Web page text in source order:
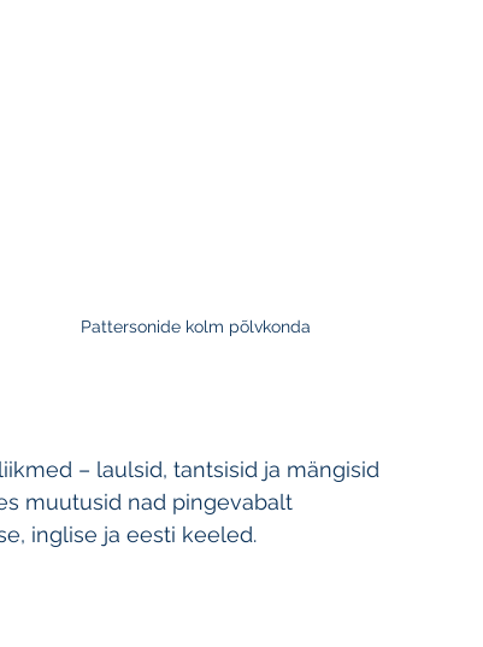
Pattersonide kolm põlvkonda
– laulsid, tantsisid ja mängisid
muutusid nad pingevabalt
inglise ja eesti keeled.